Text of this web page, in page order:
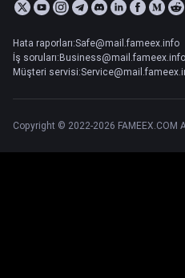
Hata raporları:Safe@mail.fameex.info
İş soruları:Business@mail.fameex.info
Müşteri
Copyright © 2022-2026 FAMEEX.COM